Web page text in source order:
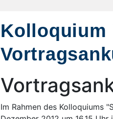
Kolloquium
Im Rahmen des Kolloquiums